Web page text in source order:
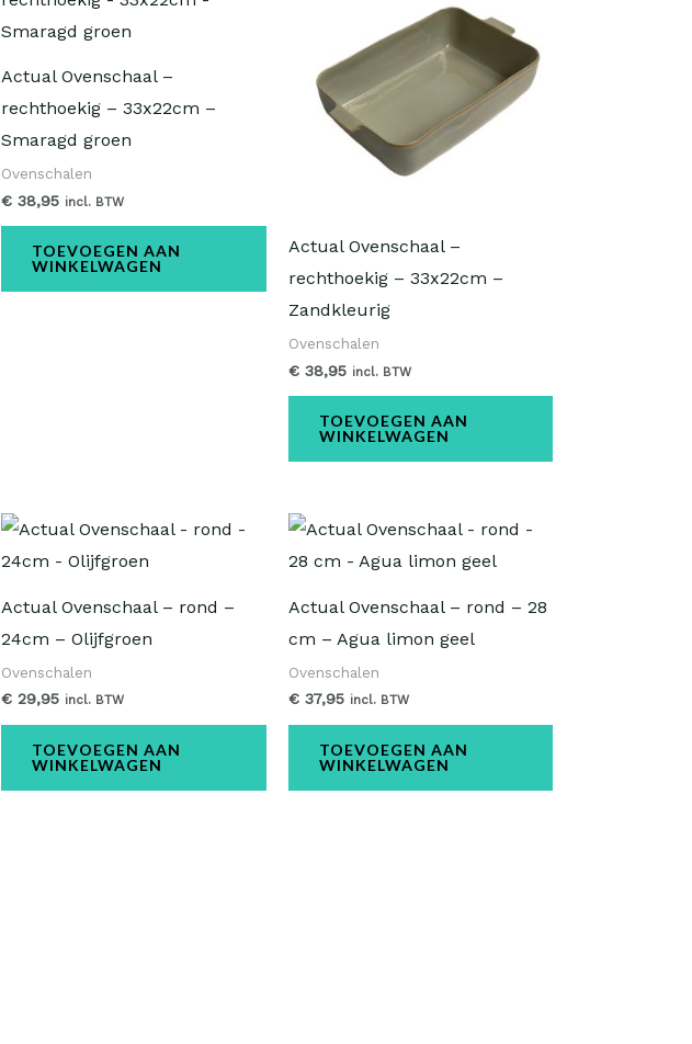
Actual Ovenschaal –
rechthoekig – 33x22cm –
Smaragd groen
Ovenschalen
€ 38,95 incl. BTW
TOEVOEGEN AAN
WINKELWAGEN
Actual Ovenschaal –
rechthoekig – 33x22cm –
Zandkleurig
Ovenschalen
€38,95 incl. BTW
TOEVOEGEN AAN
WINKELWAGEN
Actual Ovenschaal – rond –
24cm – Olijfgroen
Ovenschalen
€ 29,95 incl. BTW
TOEVOEGEN AAN
WINKELWAGEN
Actual Ovenschaal – rond – 28
cm – Agua limon geel
Ovenschalen
€37,95 incl. BTW
TOEVOEGEN AAN
WINKELWAGEN